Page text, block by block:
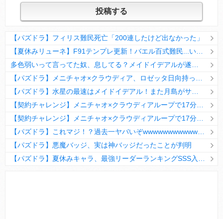
【パズドラ】フィリス難民死亡「200連したけど出なかった」
【パズドラ】悪魔バッジ、実は神バッジだったことが判明